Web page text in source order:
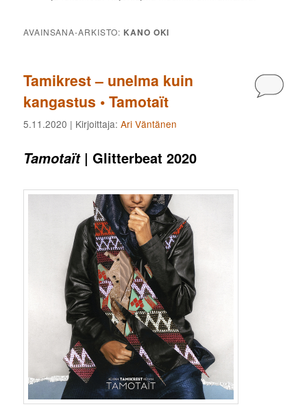
AVAINSANA-ARKISTO: KANO OKI
Tamikrest – unelma kuin
kangastus • Tamotaït
5.11.2020 | Kirjoittaja:Ari Väntänen
Tamotaït| Glitterbeat 2020